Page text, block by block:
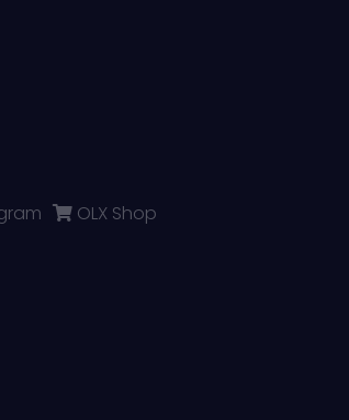
OLX Shop